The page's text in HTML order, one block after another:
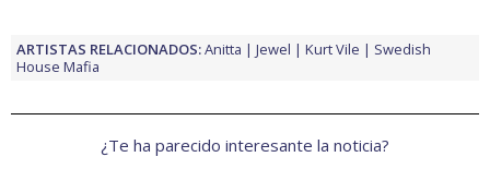
ARTISTAS RELACIONADOS:Anitta Jewel Kurt Vile
Swedish
House Mafia
¿Te ha parecido interesante la noticia?